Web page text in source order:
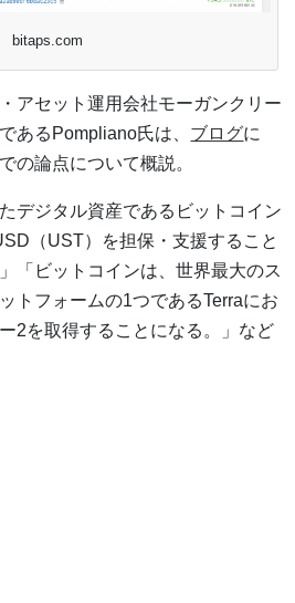
bitaps.com
アセット運用会社モーガンクリー
あるPompliano氏は、 ブログに
の論点について概説。
デジタル資産であるビットコイン
（UST）を担保・支援すること
「ビットコインは、世界最大のス
トフォームの1つであるTerraにお
2を取得することになる。」など